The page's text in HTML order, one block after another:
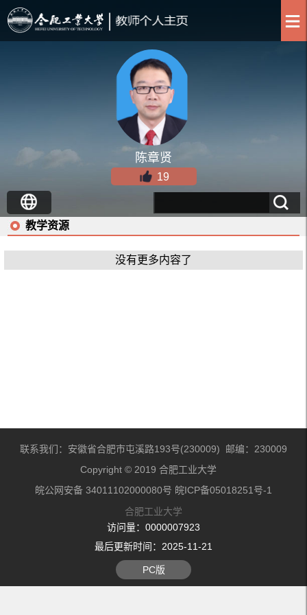
陈章贤
19
教学资源
没有更多内容了
联系我们：安徽省合肥市屯溪路193号(230009) 邮编：230009
Copyright © 2019 合肥工业大学
皖公网安备 34011102000080号 皖ICP备05018251号-1
合肥工业大学
访问量： 0000007923
最后更新时间： 2025-11-21
PC版